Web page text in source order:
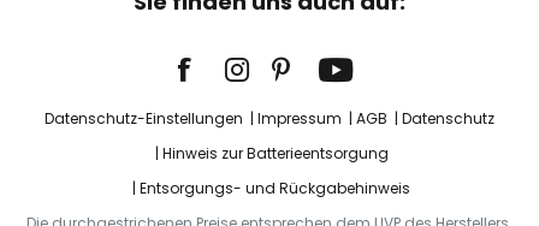
Datenschutz-Einstellungen Impressum AGB
Datenschutz
Hinweis zur Batterieentsorgung
Entsorgungs- und Rückgabehinweis